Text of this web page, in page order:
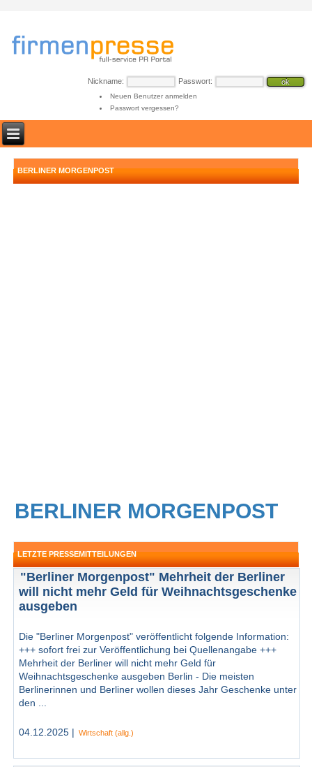
Nickname: Passwort:
Neuen Benutzer anmelden
Passwort vergessen?
BERLINER MORGENPOST
BERLINER MORGENPOST
LETZTE PRESSEMITTEILUNGEN
"Berliner Morgenpost" Mehrheit der Berliner
will nicht mehr Geld für Weihnachtsgeschenke
ausgeben
Die "Berliner Morgenpost" veröffentlicht folgende Information:
+++ sofort frei zur Veröffentlichung bei Quellenangabe +++
Mehrheit der Berliner will nicht mehr Geld für
Weihnachtsgeschenke ausgeben Berlin - Die meisten
Berlinerinnen und Berliner wollen dieses Jahr Geschenke unter
den ...
04.12.2025 | Wirtschaft (allg.)